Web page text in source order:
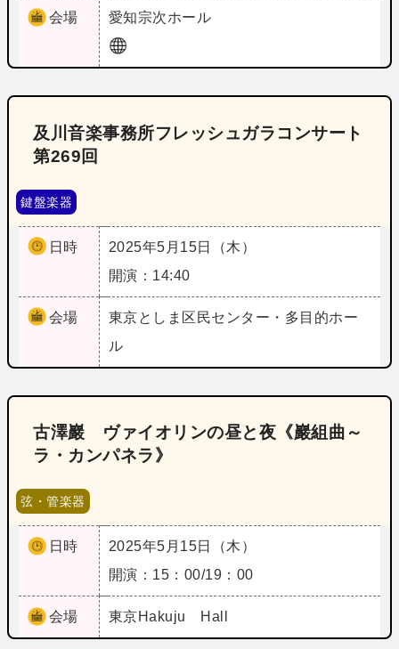
会場 愛知宗次ホール
及川音楽事務所フレッシュガラコンサート
第269回
鍵盤楽器
日時
2025年5月15日（木）
開演：14:40
会場 東京としま区民センター・多目的ホー
ル
古澤巖 ヴァイオリンの昼と夜《巖組曲～
ラ・カンパネラ》
弦・管楽器
日時
2025年5月15日（木）
開演：15：00/19：00
会場 東京Hakuju Hall